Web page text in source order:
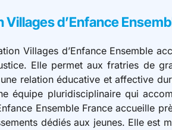
Villages d’Enfance
Villages d’Enfance Ensemble
Elle permet aux fratries de
relation éducative et affective
équipe pluridisciplinaire qui
Ensemble France accueille
dédiés aux jeunes. Elle est